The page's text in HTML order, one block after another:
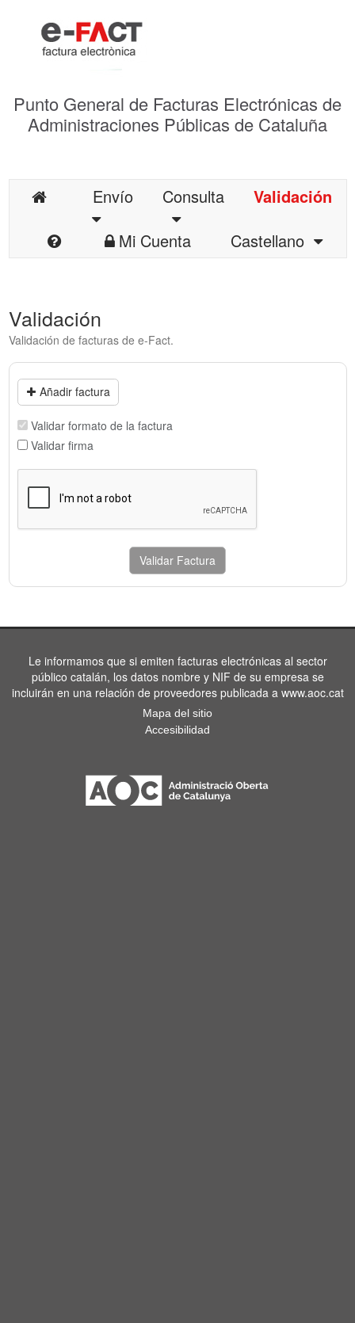
Punto General de Facturas Electrónicas de
Administraciones Públicas de Cataluña
Envío Consulta
Validación
Mi Cuenta
Castellano
Validación
Validación de facturas de e-Fact.
Añadir factura
Validar formato de la factura
Validar firma
Validar Factura
Le informamos que si emiten facturas electrónicas al sector
público catalán, los datos nombre y NIF de su empresa se
incluirán en una relación de proveedores publicada a www.aoc.cat
Mapa del sitio
Accesibilidad